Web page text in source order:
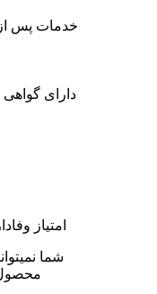
خدمات پس
دارای گواهی ایزو ۹۰۰۱ و استاندارد
امتیاز
شما نمیتوانید بیش از 5